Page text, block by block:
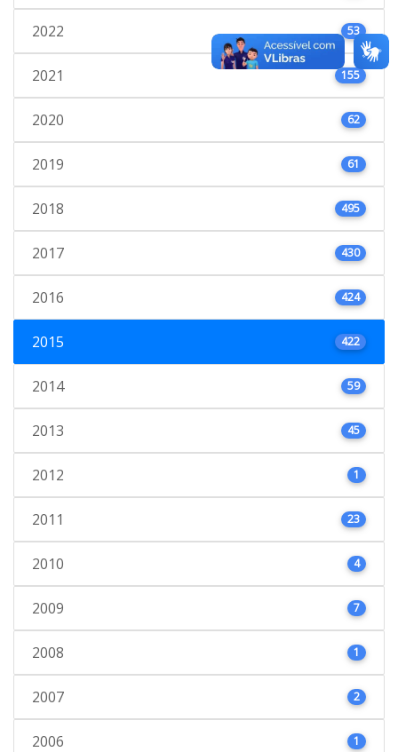
2022 53
2021 155
2020 62
2019 61
2018 495
2017 430
2016 424
2015 422
2014 59
2013 45
2012 1
2011 23
2010 4
2009 7
2008 1
2007 2
2006 1